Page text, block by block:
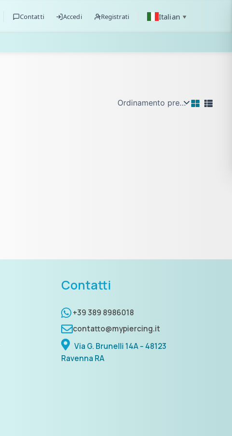
Contatti Accedi Registrati Italian ▼
Contatti
+39 389 8986018
contatto@mypiercing.it
Via G. Brunelli 14A – 48123
Ravenna RA